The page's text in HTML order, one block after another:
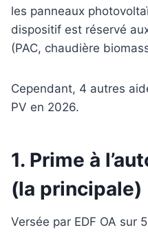
les panneaux
dispositif est réservé
(PAC, chaudière
Cependant, 4 autres
PV en 2026.
1. Prime à
(la principale)
Versée par EDF OA sur